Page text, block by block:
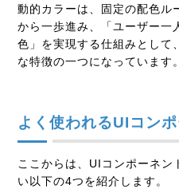
動的カラーは、固定の配色ル
から一歩進み、「ユーザー一
色」を実現する仕組みとして
な特徴の一つになっています。
よく使われるUIコン
ここからは、UIコンポーネン
い以下の4つを紹介します。